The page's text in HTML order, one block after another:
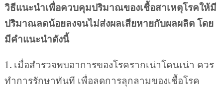
วิธีแนะนำเพื่อควบคุมปริมาณของเชื้อสาเหตุโรคให้มี
ปริมาณลดน้อยลงจนไม่ส่งผลเสียหายกับผลผลิต โดย
มีคำแนะนำดังนี้
1. เมื่อสำรวจพบอาการของโรครากเน่าโคนเน่า ควร
ทำการรักษาทันที เพื่อลดการลุกลามของเชื้อโรค